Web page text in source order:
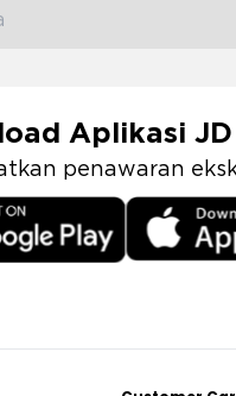
Aplikasi
penawaran